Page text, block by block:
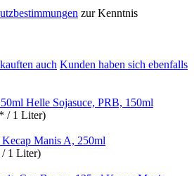
zur Kenntnis
auch Kunden haben sich ebenfalls
Helle Sojasuce, PRB, 150ml
/ 1 Liter)
Kecap Manis A, 250ml
1 Liter)